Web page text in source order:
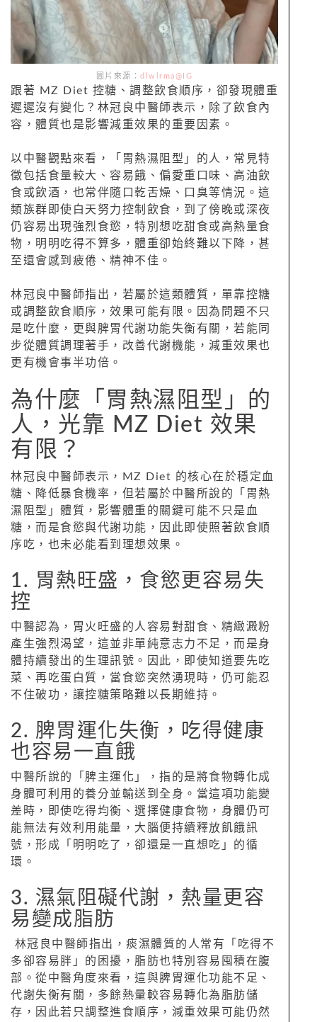
圖片來源：dlwlrma@IG
跟著 MZ Diet 控糖、調整飲食順序，卻發現體重
遲遲沒有變化？林冠良中醫師表示，除了飲食內
容，體質也是影響減重效果的重要因素。
以中醫觀點來看，「胃熱濕阻型」的人，常見特
徵包括食量較大、容易餓、偏愛重口味、高油飲
食或飲酒，也常伴隨口乾舌燥、口臭等情況。這
類族群即使白天努力控制飲食，到了傍晚或深夜
仍容易出現強烈食慾，特別想吃甜食或高熱量食
物，明明吃得不算多，體重卻始終難以下降，甚
至還會感到疲倦、精神不佳。
林冠良中醫師指出，若屬於這類體質，單靠控糖
或調整飲食順序，效果可能有限。因為問題不只
是吃什麼，更與脾胃代謝功能失衡有關，若能同
步從體質調理著手，改善代謝機能，減重效果也
更有機會事半功倍。
為什麼「胃熱濕阻型」的
人，光靠 MZ Diet 效果
有限？
林冠良中醫師表示，MZ Diet 的核心在於穩定血
糖、降低暴食機率，但若屬於中醫所說的「胃熱
濕阻型」體質，影響體重的關鍵可能不只是血
糖，而是食慾與代謝功能，因此即使照著飲食順
序吃，也未必能看到理想效果。
1. 胃熱旺盛，食慾更容易失
控
中醫認為，胃火旺盛的人容易對甜食、精緻澱粉
產生強烈渴望，這並非單純意志力不足，而是身
體持續發出的生理訊號。因此，即使知道要先吃
菜、再吃蛋白質，當食慾突然湧現時，仍可能忍
不住破功，讓控糖策略難以長期維持。
2. 脾胃運化失衡，吃得健康
也容易一直餓
中醫所說的「脾主運化」，指的是將食物轉化成
身體可利用的養分並輸送到全身。當這項功能變
差時，即使吃得均衡、選擇健康食物，身體仍可
能無法有效利用能量，大腦便持續釋放飢餓訊
號，形成「明明吃了，卻還是一直想吃」的循
環。
3. 濕氣阻礙代謝，熱量更容
易變成脂肪
林冠良中醫師指出，痰濕體質的人常有「吃得不
多卻容易胖」的困擾，脂肪也特別容易囤積在腹
部。從中醫角度來看，這與脾胃運化功能不足、
代謝失衡有關，多餘熱量較容易轉化為脂肪儲
存，因此若只調整進食順序，減重效果可能仍然